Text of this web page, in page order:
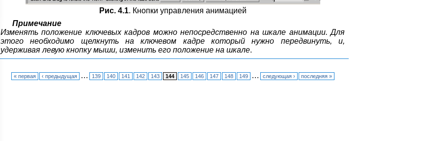
Рис. 4.1. Кнопки управления анимацией
Примечание
Изменять положение ключевых кадров можно непосредственно на шкале анимации. Для
этого необходимо щелкнуть на ключевом кадре который нужно передвинуть, и,
удерживая левую кнопку мыши, изменить его положение на шкале.
« первая ‹ предыдущая … 139 140 141 142 143 144 145 146 147 148 149 … следующая › последняя »